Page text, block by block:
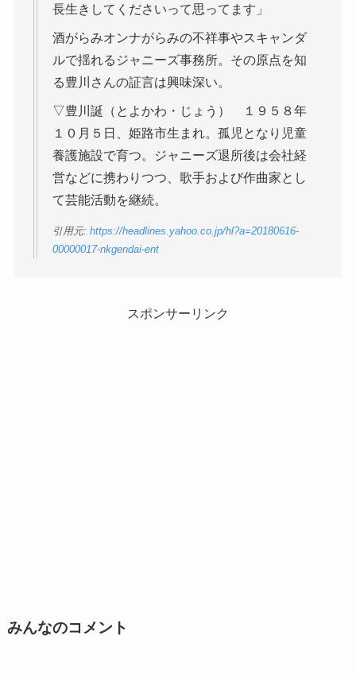
長生きしてくださいって思ってます」
酒がらみオンナがらみの不祥事やスキャンダ
ルで揺れるジャニーズ事務所。その原点を知
る豊川さんの証言は興味深い。
▽豊川誕（とよかわ・じょう） １９５８年
１０月５日、姫路市生まれ。孤児となり児童
養護施設で育つ。ジャニーズ退所後は会社経
営などに携わりつつ、歌手および作曲家とし
て芸能活動を継続。
引用元: https://headlines.yahoo.co.jp/hl?a=20180616-
00000017-nkgendai-ent
スポンサーリンク
みんなのコメント